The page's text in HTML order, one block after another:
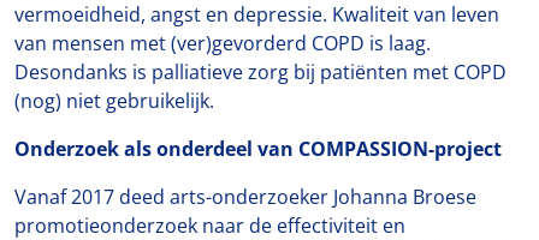
vermoeidheid, angst en depressie. Kwaliteit van leven
van mensen met (ver)gevorderd COPD is laag.
Desondanks is palliatieve zorg bij patiënten met COPD
(nog) niet gebruikelijk.
Onderzoek als onderdeel van COMPASSION-project
Vanaf 2017 deed arts-onderzoeker Johanna Broese
promotieonderzoek naar de effectiviteit en